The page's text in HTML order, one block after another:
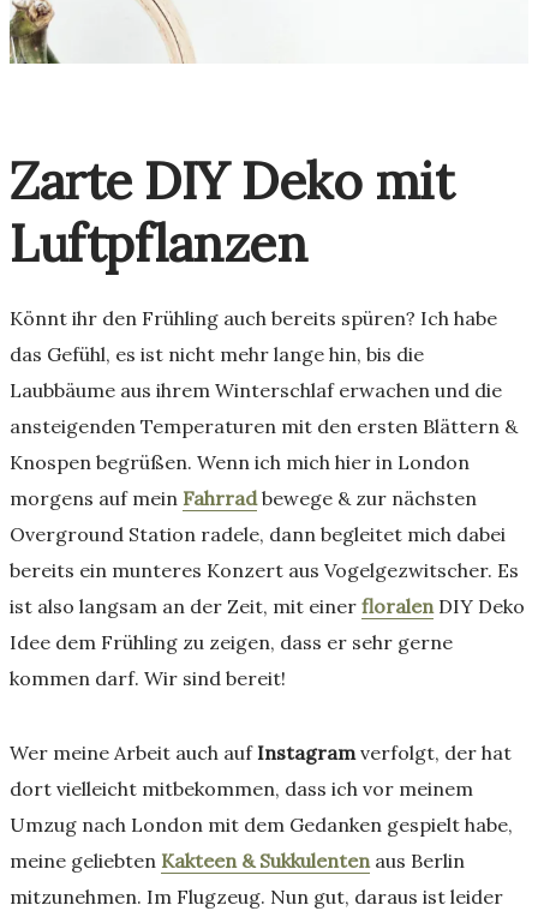
Zarte DIY Deko mit
Luftpflanzen
Könnt ihr den Frühling auch bereits spüren? Ich habe
das Gefühl, es ist nicht mehr lange hin, bis die
Laubbäume aus ihrem Winterschlaf erwachen und die
ansteigenden Temperaturen mit den ersten Blättern &
Knospen begrüßen. Wenn ich mich hier in London
morgens auf mein Fahrradbewege & zur nächsten
Overground Station radele, dann begleitet mich dabei
bereits ein munteres Konzert aus Vogelgezwitscher. Es
ist also langsam an der Zeit, mit einer floralenDIY Deko
Idee dem Frühling zu zeigen, dass er sehr gerne
kommen darf. Wir sind bereit!
Wer meine Arbeit auch aufInstagramverfolgt, der hat
dort vielleicht mitbekommen, dass ich vor meinem
Umzug nach London mit dem Gedanken gespielt habe,
meine geliebten Kakteen & Sukkulentenaus Berlin
mitzunehmen. Im Flugzeug. Nun gut, daraus ist leider